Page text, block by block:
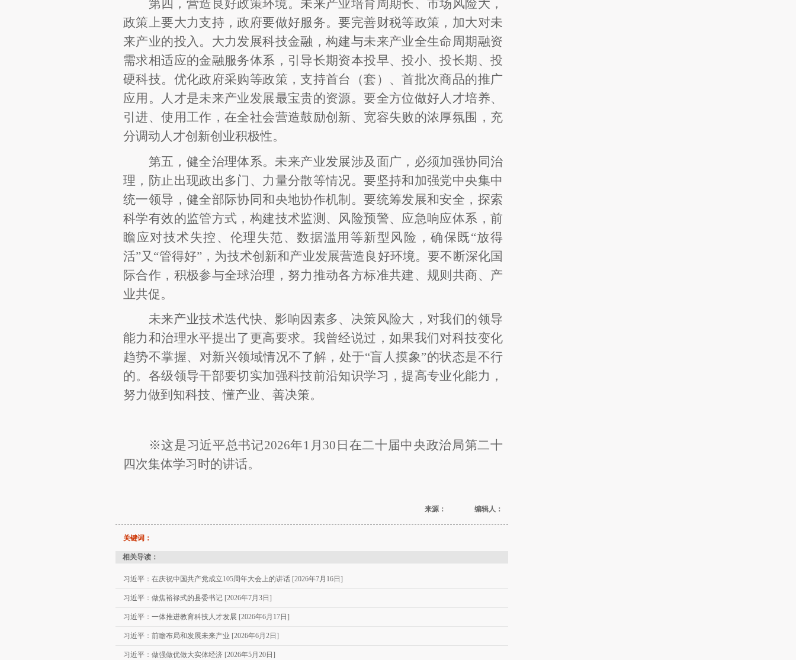
第四，营造良好政策环境。未来产业培育周期长、市场风险大，
政策上要大力支持，政府要做好服务。要完善财税等政策，加大对未
来产业的投入。大力发展科技金融，构建与未来产业全生命周期融资
需求相适应的金融服务体系，引导长期资本投早、投小、投长期、投
硬科技。优化政府采购等政策，支持首台（套）、首批次商品的推广
应用。人才是未来产业发展最宝贵的资源。要全方位做好人才培养、
引进、使用工作，在全社会营造鼓励创新、宽容失败的浓厚氛围，充
分调动人才创新创业积极性。
第五，健全治理体系。未来产业发展涉及面广，必须加强协同治
理，防止出现政出多门、力量分散等情况。要坚持和加强党中央集中
统一领导，健全部际协同和央地协作机制。要统筹发展和安全，探索
科学有效的监管方式，构建技术监测、风险预警、应急响应体系，前
瞻应对技术失控、伦理失范、数据滥用等新型风险，确保既“放得
活”又“管得好”，为技术创新和产业发展营造良好环境。要不断深化国
际合作，积极参与全球治理，努力推动各方标准共建、规则共商、产
业共促。
未来产业技术迭代快、影响因素多、决策风险大，对我们的领导
能力和治理水平提出了更高要求。我曾经说过，如果我们对科技变化
趋势不掌握、对新兴领域情况不了解，处于“盲人摸象”的状态是不行
的。各级领导干部要切实加强科技前沿知识学习，提高专业化能力，
努力做到知科技、懂产业、善决策。
※这是习近平总书记2026年1月30日在二十届中央政治局第二十
四次集体学习时的讲话。
来源： 编辑人：
关键词：
相关导读：
习近平：在庆祝中国共产党成立105周年大会上的讲话 [2026年7月16日]
习近平：做焦裕禄式的县委书记 [2026年7月3日]
习近平：一体推进教育科技人才发展 [2026年6月17日]
习近平：前瞻布局和发展未来产业 [2026年6月2日]
习近平：做强做优做大实体经济 [2026年5月20日]